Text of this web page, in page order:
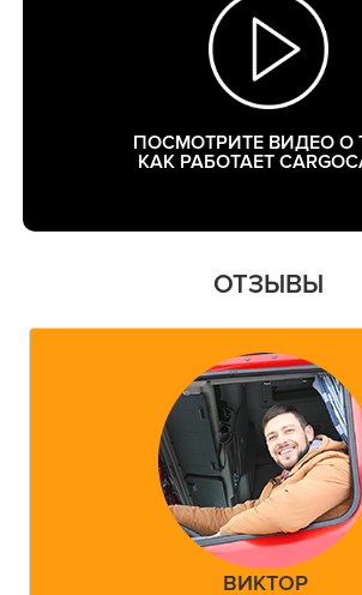
ПОСМОТРИТЕ ВИДЕО О
КАК РАБОТАЕТ
ОТЗЫВЫ
ВИКТОР